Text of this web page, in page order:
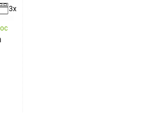
3x